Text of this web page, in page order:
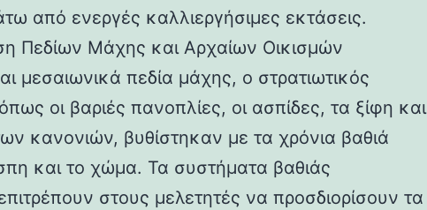
από ενεργές καλλιεργήσιμες εκτάσεις.
Πεδίων Μάχης και Αρχαίων Οικισμών
μεσαιωνικά πεδία μάχης, ο στρατιωτικός
οι βαριές πανοπλίες, οι ασπίδες, τα ξίφη και
κανονιών, βυθίστηκαν με τα χρόνια βαθιά
και το χώμα. Τα συστήματα βαθιάς
στους μελετητές να προσδιορίσουν τα